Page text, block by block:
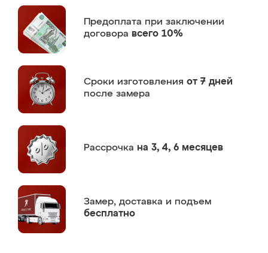
Предоплата при заключении
договора всего 10%
Сроки изготовления от 7 дней
после замера
Рассрочка на 3, 4, 6 месяцев
Замер, доставка и подъем
бесплатно